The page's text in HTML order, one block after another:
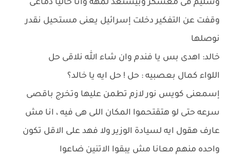
وسليم فى معسكر وبيستعد لمهه وانا حاليا دماغى
وقفت عن التفكير دخلت إسرائيل يعنى مستحيل نقدر
نوصلها
خالد: اهدى بس يا فندم وان شاء الله نلاقى حل
اللواء كمال بعصبيه : حل ! حل ايه يا خالد؟
إسمعنى كويس نور لازم تطمن عليها وتخرج باقصى
سرعه حتى لو هتقتحموا المكان اللى هى فيه ، انا مش
عارف هقول ايه لسيادة الوزير ولا فهد على الاقل تكون
واحده منهم معانا مش يبقوا الاتنين ضاعوا